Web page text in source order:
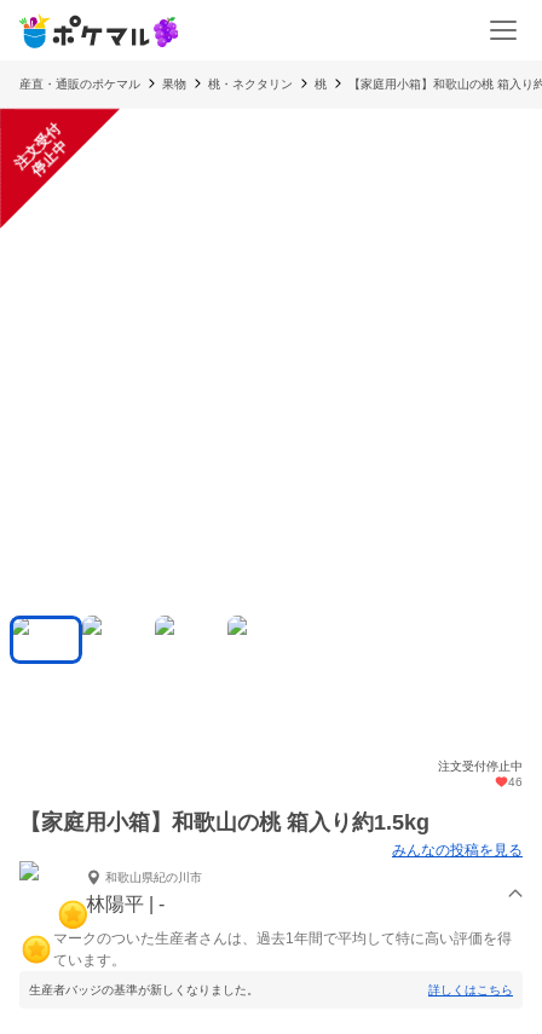
産直・通販のポケマル 果物 桃・ネクタリン 桃 【家庭用小箱】和歌山の桃 箱入り
注
文
受
付
停
止
中
注文受付停止中
46
【家庭用小箱】和歌山の桃 箱入り約1.5kg
みんなの投稿を見る
和歌山県紀の川市
林陽平 | -
マークのついた生産者さんは、過去1年間で平均して特に高い評価を得
ています。
生産者バッジの基準が新しくなりました。 詳しくはこちら